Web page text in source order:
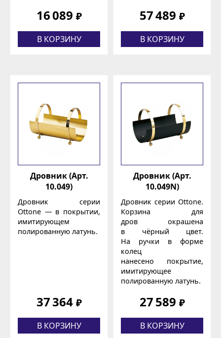
16 089 ₽
В КОРЗИНУ
57 489 ₽
В КОРЗИНУ
Дровник (Арт.
10.049)
Дровник серии
Ottone — в покрытии,
имитирующем
полированную латунь.
37 364 ₽
В КОРЗИНУ
Дровник (Арт.
10.049N)
Дровник серии Ottone.
Корзина для
дров окрашена
в чёрный цвет.
На ручки в форме
колец
нанесено покрытие,
имитирующее
полированную латунь.
27 589 ₽
В КОРЗИНУ